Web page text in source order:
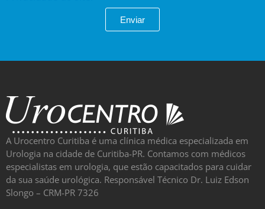
Enviar
A Urocentro Curitiba é uma clínica médica especializada em
Urologia na cidade de Curitiba-PR. Contamos com médicos
especialistas em urologia, que estão capacitados para cuidar
da sua saúde urológica. Responsável Técnico Dr. Luiz Edson
Slongo – CRM-PR 7326